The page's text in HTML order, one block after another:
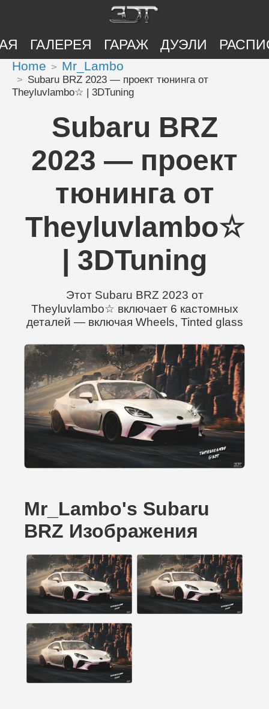
ГАЛЕРЕЯ ГАРАЖ ДУЭЛИ
Home Mr_Lambo
Subaru BRZ 2023 — проект тюнинга от
Theyluvlambo☆ | 3DTuning
Subaru BRZ
2023 — проект
тюнинга от
Theyluvlambo☆
| 3DTuning
Этот Subaru BRZ 2023 от
Theyluvlambo☆ включает 6 кастомных
деталей — включая Wheels, Tinted glass
Mr_Lambo's Subaru
BRZ Изображения